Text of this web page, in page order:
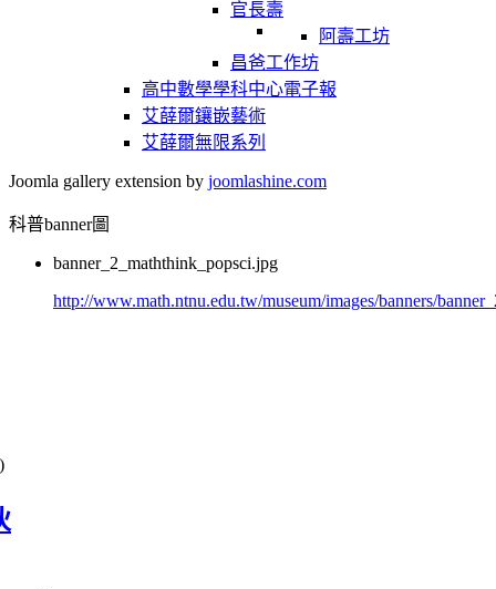
官長壽
阿壽工坊
昌爸工作坊
高中數學學科中心電子報
艾薛爾鑲嵌藝術
艾薛爾無限系列
Joomla gallery extension by joomlashine.com
科普banner圖
banner_2_maththink_popsci.jpg
http://www.math.ntnu.edu.tw/museum/images/banners/